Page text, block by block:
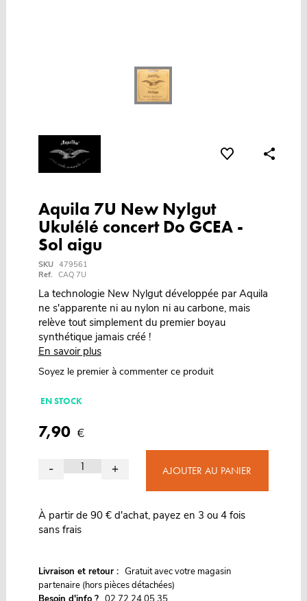
Aquila 7U New Nylgut
Ukulélé concert Do GCEA -
Sol aigu
SKU 479561
Ref. CAQ 7U
La technologie New Nylgut développée par Aquila
ne s'apparente ni au nylon ni au carbone, mais
relève tout simplement du premier boyau
synthétique jamais créé !
En savoir plus
Soyez le premier à commenter ce produit
EN STOCK
7,90 €
- + AJOUTER AU PANIER
À partir de 90 € d'achat, payez en 3 ou 4 fois
sans frais
Livraison et retour : Gratuit avec votre magasin
partenaire (hors pièces détachées)